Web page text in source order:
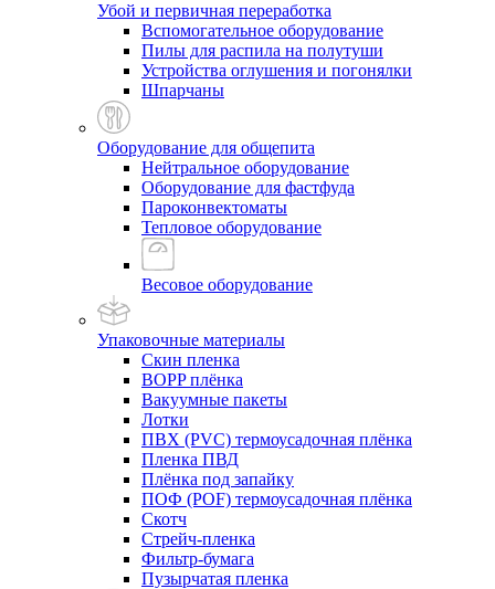
Убой и первичная переработка
Вспомогательное оборудование
Пилы для распила на полутуши
Устройства оглушения и погонялки
Шпарчаны
Оборудование для общепита
Нейтральное оборудование
Оборудование для фастфуда
Пароконвектоматы
Тепловое оборудование
Весовое оборудование
Упаковочные материалы
Скин пленка
BOPP плёнка
Вакуумные пакеты
Лотки
ПВХ (PVC) термоусадочная плёнка
Пленка ПВД
Плёнка под запайку
ПОФ (POF) термоусадочная плёнка
Скотч
Стрейч-пленка
Фильтр-бумага
Пузырчатая пленка